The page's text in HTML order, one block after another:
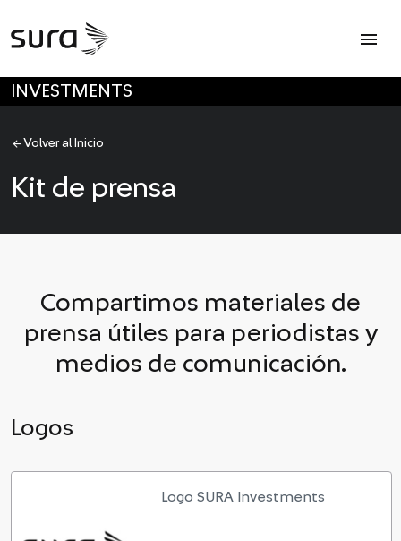
menu
INVESTMENTS
arrow_back Volver al Inicio
Kit de prensa
Compartimos materiales de
prensa útiles para periodistas y
medios de comunicación.
Logos
Logo SURA Investments